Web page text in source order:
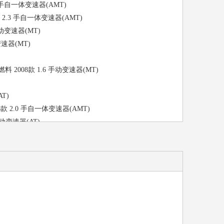
自一体变速器(AMT)
2.3 手自一体变速器(AMT)
变速器(MT)
速器(MT)
料 2008款 1.6 手动变速器(MT)
2.0 手自一体变速器(AMT)
变速器(AT)
手动变速器(MT)
款 1.8 自动变速器(AT)
器(MT)